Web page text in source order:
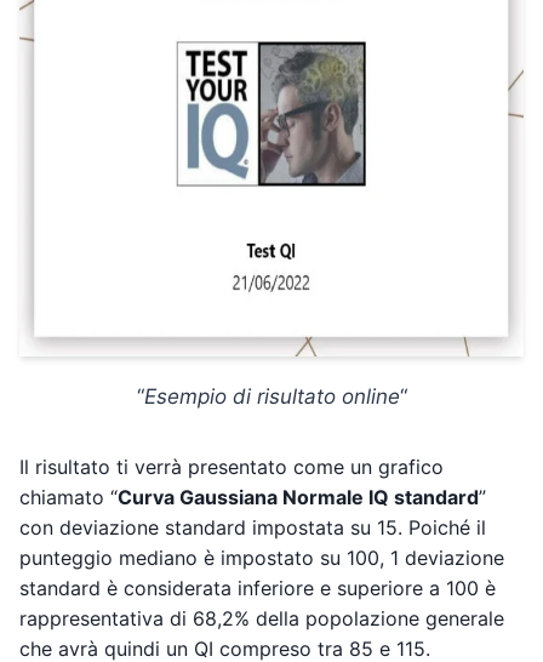
“Esempio di risultato online“
Il risultato ti verrà presentato come un grafico
chiamato “Curva Gaussiana Normale IQ standard”
con deviazione standard impostata su 15. Poiché il
punteggio mediano è impostato su 100, 1 deviazione
standard è considerata inferiore e superiore a 100 è
rappresentativa di 68,2% della popolazione generale
che avrà quindi un QI compreso tra 85 e 115.